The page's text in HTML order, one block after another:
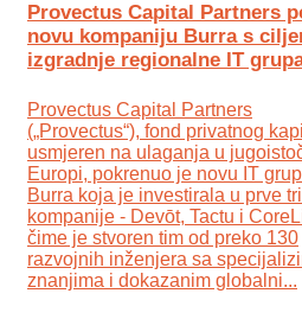
Provectus Capital Partners
novu kompaniju Burra s
izgradnje regionalne IT
Provectus Capital Partners
(„Provectus“), fond privatnog
usmjeren na ulaganja u
Europi, pokrenuo je novu IT
Burra koja je investirala u prve
kompanije - Devōt, Tactu i
čime je stvoren tim od preko 130
razvojnih inženjera sa
znanjima i dokazanim globalni...